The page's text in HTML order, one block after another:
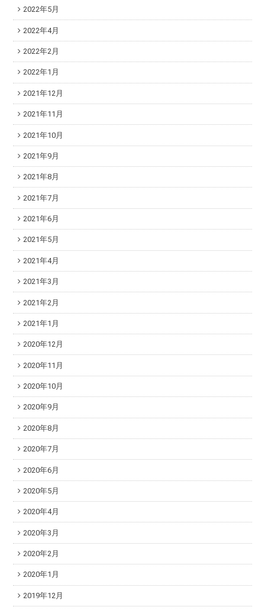
2022年5月
2022年4月
2022年2月
2022年1月
2021年12月
2021年11月
2021年10月
2021年9月
2021年8月
2021年7月
2021年6月
2021年5月
2021年4月
2021年3月
2021年2月
2021年1月
2020年12月
2020年11月
2020年10月
2020年9月
2020年8月
2020年7月
2020年6月
2020年5月
2020年4月
2020年3月
2020年2月
2020年1月
2019年12月